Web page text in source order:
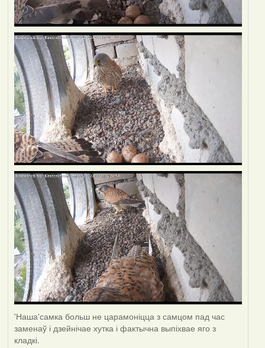
'Наша'самка больш не царамоніцца з самцом пад час
заменаў і дзейнічае хутка і фактычна выпіхвае яго з
кладкі.